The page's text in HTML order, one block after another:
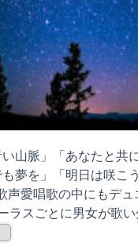
い山脈」「あなたと共
夢を」「明日は咲こ
声愛唱歌の中にもデュ
ラスごとに男女が歌